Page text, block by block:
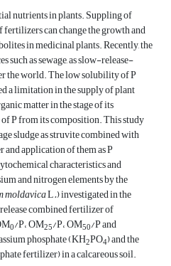
nutrients in plants. Suppling of
can change the growth and
in medicinal plants. Recently, the
such as sewage, as slow-release-
the world. The low solubility of P
a limitation in the supply of plant
matter in the stage of its
P from its composition. This study
sludge as struvite combined with
application of them as P
characteristics and
and nitrogen elements by the
moldavicaL.) investigated in the
combined fertilizer of
0/P، OM25/P، OM50/P and
phosphate (KH2PO4) and the
fertilizer) in a calcareous soil.